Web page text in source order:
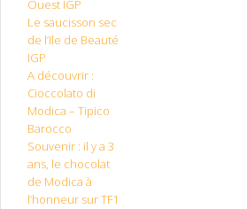
Ouest IGP
Le saucisson sec
de l’Ile de Beauté
IGP
A découvrir :
Cioccolato di
Modica – Tipico
Barocco
Souvenir : il y a 3
ans, le chocolat
de Modica à
l’honneur sur TF1